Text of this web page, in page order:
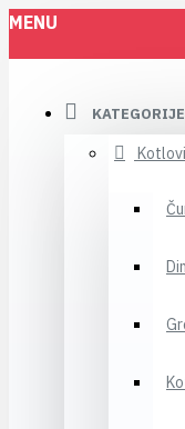
MENU
KATEGORIJE
Kotlovi